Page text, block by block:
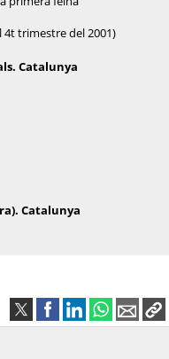
trimestre del 2001)
Catalunya
Catalunya